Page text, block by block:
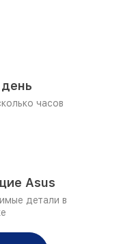
часов
Asus
детали в